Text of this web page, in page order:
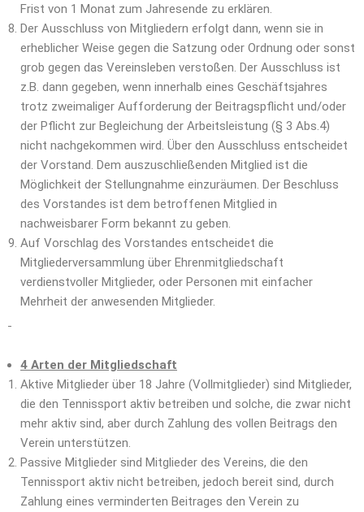
Frist von 1 Monat zum Jahresende zu erklären.
Der Ausschluss von Mitgliedern erfolgt dann, wenn sie in
erheblicher Weise gegen die Satzung oder Ordnung oder sonst
grob gegen das Vereinsleben verstoßen. Der Ausschluss ist
z.B. dann gegeben, wenn innerhalb eines Geschäftsjahres
trotz zweimaliger Aufforderung der Beitragspflicht und/oder
der Pflicht zur Begleichung der Arbeitsleistung (§ 3 Abs.4)
nicht nachgekommen wird. Über den Ausschluss entscheidet
der Vorstand. Dem auszuschließenden Mitglied ist die
Möglichkeit der Stellungnahme einzuräumen. Der Beschluss
des Vorstandes ist dem betroffenen Mitglied in
nachweisbarer Form bekannt zu geben.
Auf Vorschlag des Vorstandes entscheidet die
Mitgliederversammlung über Ehrenmitgliedschaft
verdienstvoller Mitglieder, oder Personen mit einfacher
Mehrheit der anwesenden Mitglieder.
4 Arten der Mitgliedschaft
Aktive Mitglieder über 18 Jahre (Vollmitglieder) sind Mitglieder,
die den Tennissport aktiv betreiben und solche, die zwar nicht
mehr aktiv sind, aber durch Zahlung des vollen Beitrags den
Verein unterstützen.
Passive Mitglieder sind Mitglieder des Vereins, die den
Tennissport aktiv nicht betreiben, jedoch bereit sind, durch
Zahlung eines verminderten Beitrages den Verein zu